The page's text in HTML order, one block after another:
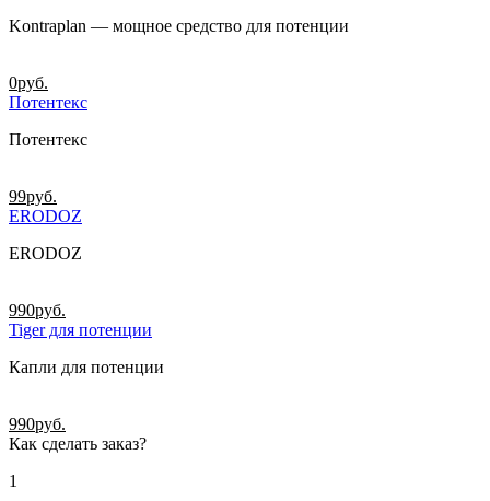
Kontraplan — мощное средство для потенции
0руб.
Потентекс
Потентекс
99руб.
ERODOZ
ERODOZ
990руб.
Tiger для потенции
Капли для потенции
990руб.
Как сделать заказ?
1